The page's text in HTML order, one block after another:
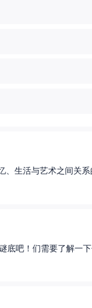
生活与艺术之间关系
吧！们需要了解一